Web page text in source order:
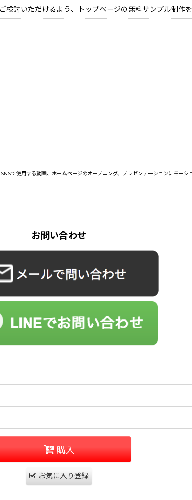
討いただけるよう、トップページの無料サンプル制作を
で使用する動画、ホームページのオープニング、プレゼンテーションにモー
お問い合わせ
購入
お気に入り登録